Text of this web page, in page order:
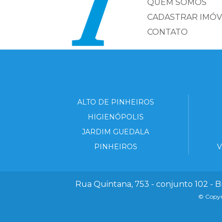
QUEM SOMOS
CADASTRAR
CONTATO
ALTO DE PINHEIROS
HIGIENÓPOLIS
JARDIM GUEDALA
PINHEIROS
Rua Quintana, 753 - conjunto 102 -
©